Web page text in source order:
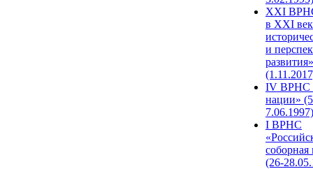
XХI
в XXI
и
развития»
IV ВРНС
нации»
7.06.1997)
I ВРНС
(26-